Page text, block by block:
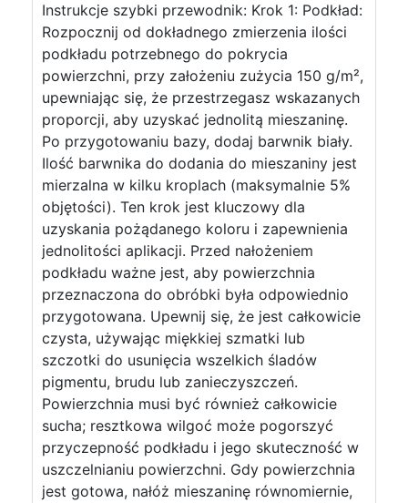
Instrukcje szybki przewodnik: Krok 1: Podkład:
Rozpocznij od dokładnego zmierzenia ilości
podkładu potrzebnego do pokrycia
powierzchni, przy założeniu zużycia 150 g/m²,
upewniając się, że przestrzegasz wskazanych
proporcji, aby uzyskać jednolitą mieszaninę.
Po przygotowaniu bazy, dodaj barwnik biały.
Ilość barwnika do dodania do mieszaniny jest
mierzalna w kilku kroplach (maksymalnie 5%
objętości). Ten krok jest kluczowy dla
uzyskania pożądanego koloru i zapewnienia
jednolitości aplikacji. Przed nałożeniem
podkładu ważne jest, aby powierzchnia
przeznaczona do obróbki była odpowiednio
przygotowana. Upewnij się, że jest całkowicie
czysta, używając miękkiej szmatki lub
szczotki do usunięcia wszelkich śladów
pigmentu, brudu lub zanieczyszczeń.
Powierzchnia musi być również całkowicie
sucha; resztkowa wilgoć może pogorszyć
przyczepność podkładu i jego skuteczność w
uszczelnianiu powierzchni. Gdy powierzchnia
jest gotowa, nałóż mieszaninę równomiernie,